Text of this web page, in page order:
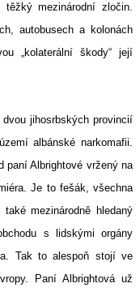
mezinárodní zločin.
autobusech a kolonách
„kolaterální škody“ její
jihosrbských provincií
albánské narkomafii.
paní Albrightové vržený na
Je to fešák, všechna
mezinárodně hledaný
s lidskými orgány
Tak to alespoň stojí ve
Paní Albrightová už